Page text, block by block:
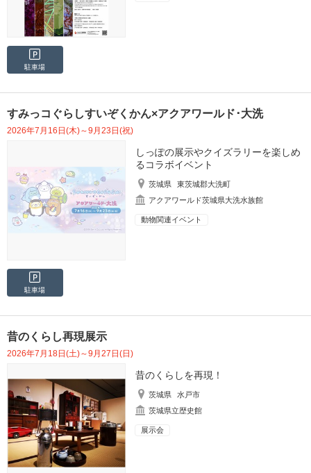
駐車場
すみっコぐらしすいぞくかん×アクアワールド･大洗
2026年7月16日(木)～9月23日(祝)
しっぽの展示やクイズラリーを楽しめ
るコラボイベント
茨城県
東茨城郡大洗町
アクアワールド茨城県大洗水族館
動物関連イベント
駐車場
昔のくらし再現展示
2026年7月18日(土)～9月27日(日)
昔のくらしを再現！
茨城県
水戸市
茨城県立歴史館
展示会